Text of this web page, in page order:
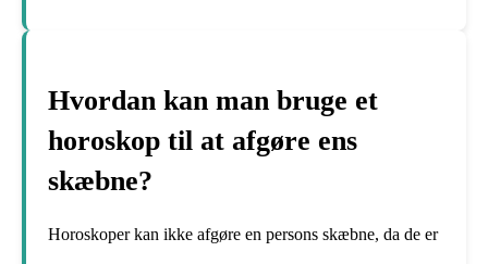
Hvordan kan man bruge et
horoskop til at afgøre ens
skæbne?
Horoskoper kan ikke afgøre en persons skæbne, da de er